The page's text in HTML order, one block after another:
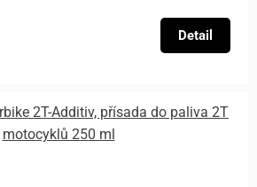
Detail
2T-Additiv, přísada do paliva 2T
motocyklů 250 ml